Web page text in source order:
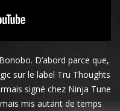
D’abord parce que,
sur le label Tru Thoughts
signé chez Ninja Tune
mis autant de temps